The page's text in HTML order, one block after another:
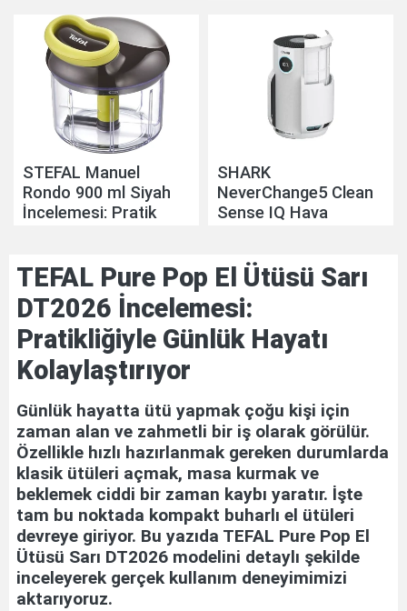
Hayatı Kolaylaştırıyor
STEFAL Manuel
Rondo 900 ml Siyah
İncelemesi: Pratik
SHARK
NeverChange5 Clean
Sense IQ Hava
Temizliğinde Yeni
Nesil Yaklaşım
TEFAL Pure Pop El Ütüsü Sarı
DT2026 İncelemesi:
Pratikliğiyle Günlük Hayatı
Kolaylaştırıyor
Günlük hayatta ütü yapmak çoğu kişi için
zaman alan ve zahmetli bir iş olarak görülür.
Özellikle hızlı hazırlanmak gereken durumlarda
klasik ütüleri açmak, masa kurmak ve
beklemek ciddi bir zaman kaybı yaratır. İşte
tam bu noktada kompakt buharlı el ütüleri
devreye giriyor. Bu yazıda TEFAL Pure Pop El
Ütüsü Sarı DT2026 modelini detaylı şekilde
inceleyerek gerçek kullanım deneyimimizi
aktarıyoruz.